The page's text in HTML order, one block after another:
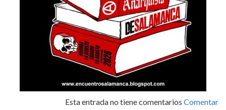
Esta entrada no tiene comentarios Comentar